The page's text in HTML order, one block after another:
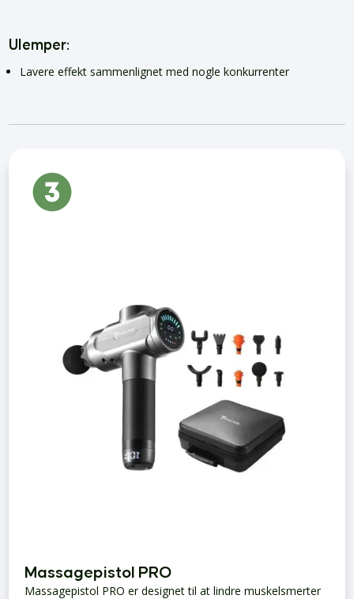
Ulemper:
Lavere effekt sammenlignet med nogle konkurrenter
Massagepistol PRO
Massagepistol PRO er designet til at lindre muskelsmerter